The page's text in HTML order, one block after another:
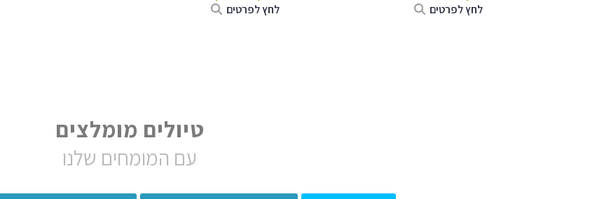
לחץ לפרטים
לחץ לפרטים
טיולים מומלצים
עם המומחים שלנו